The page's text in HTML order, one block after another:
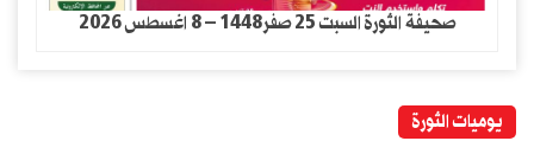
صحيفة الثورة السبت 25 صفر1448 – 8 اغسطس 2026
يوميات الثورة